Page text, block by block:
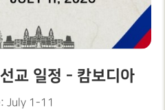
교 일정 - 캄보디아
July 1-11